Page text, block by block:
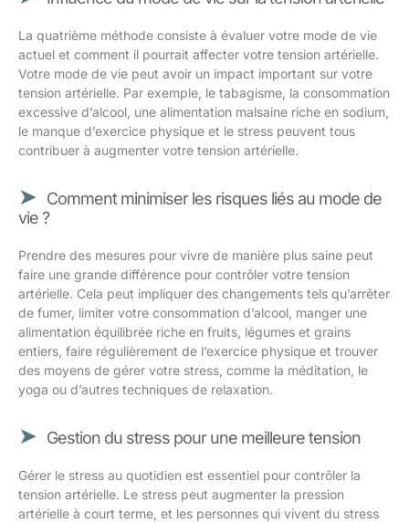
La quatrième méthode consiste à évaluer votre mode de vie
actuel et comment il pourrait affecter votre tension artérielle.
Votre mode de vie peut avoir un impact important sur votre
tension artérielle. Par exemple, le tabagisme, la consommation
excessive d’alcool, une alimentation malsaine riche en sodium,
le manque d’exercice physique et le stress peuvent tous
contribuer à augmenter votre tension artérielle.
Comment minimiser les risques liés au mode de
vie ?
Prendre des mesures pour vivre de manière plus saine peut
faire une grande différence pour contrôler votre tension
artérielle. Cela peut impliquer des changements tels qu’arrêter
de fumer, limiter votre consommation d’alcool, manger une
alimentation équilibrée riche en fruits, légumes et grains
entiers, faire régulièrement de l’exercice physique et trouver
des moyens de gérer votre stress, comme la méditation, le
yoga ou d’autres techniques de relaxation.
Gestion du stress pour une meilleure tension
Gérer le stress au quotidien est essentiel pour contrôler la
tension artérielle. Le stress peut augmenter la pression
artérielle à court terme, et les personnes qui vivent du stress